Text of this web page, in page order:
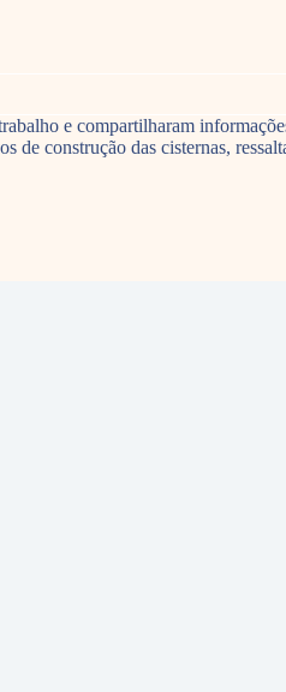
e compartilharam
construção das cisternas,